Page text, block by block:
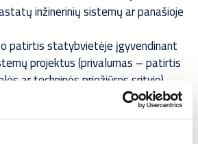
inžinerinių sistemų ar panašioje
patirtis statybvietėje įgyvendinant
projektus (privalumas – patirtis
ar techninės priežiūros srityje)
nuotekų ir kitų mechaninių
technologijų išmanymas